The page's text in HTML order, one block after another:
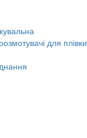
для плівки